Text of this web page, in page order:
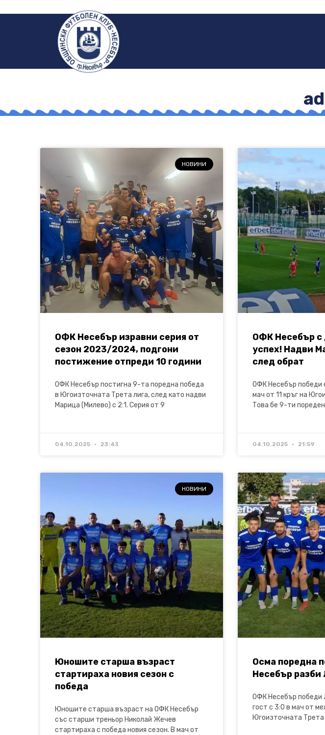
НОВИНИ
ОФК Несебър изравни серия от
сезон 2023/2024, подгони
постижение отпреди 10 години
ОФК Несебър постигна 9-та поредна победа
в Югоизточната Трета лига, след като надви
Марица (Милево) с 2:1. Серия от 9
04.10.2025 23:43
ОФК Несебър с
успех! Надви
след обрат
ОФК Несебър победи
мач от 11 кръг на
Това бе 9-ти пореден
04.10.2025 21:59
НОВИНИ
Юношите старша възраст
стартираха новия сезон с
победа
Юношите старша възраст на ОФК Несебър
със старши треньор Николай Жечев
стартираха с победа новия сезон. В мач от
Осма поредна
Несебър разби
ОФК Несебър победи
гост с 3:0 в мач от
Югоизточната Трета